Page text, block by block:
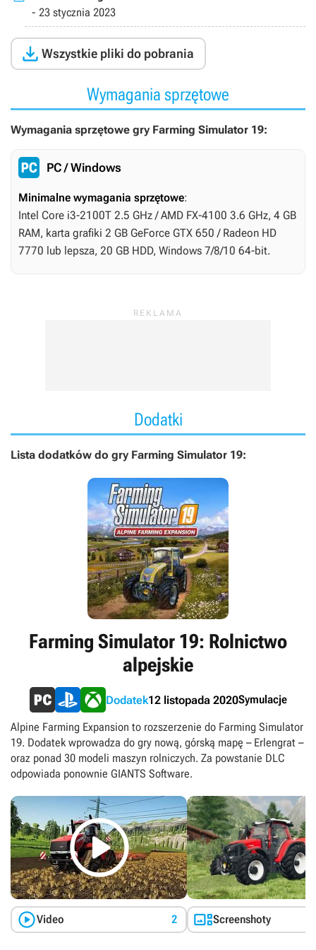
- 23 stycznia 2023
 Wszystkie pliki do pobrania
Wymagania sprzętowe
Wymagania sprzętowe gry Farming Simulator 19:
PC / Windows
Minimalne wymagania sprzętowe:
Intel Core i3-2100T 2.5 GHz / AMD FX-4100 3.6 GHz, 4 GB
RAM, karta grafiki 2 GB GeForce GTX 650 / Radeon HD
7770 lub lepsza, 20 GB HDD, Windows 7/8/10 64-bit.
Dodatki
Lista dodatków do gry Farming Simulator 19:
Farming Simulator 19: Rolnictwo
alpejskie
Dodatek12 listopada 2020Symulacje
Alpine Farming Expansion to rozszerzenie do Farming Simulator
19. Dodatek wprowadza do gry nową, górską mapę – Erlengrat –
oraz ponad 30 modeli maszyn rolniczych. Za powstanie DLC
odpowiada ponownie GIANTS Software.

Video 2 Screenshoty